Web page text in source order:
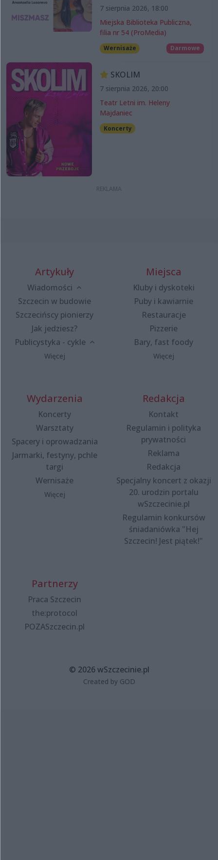
7 sierpnia 2026, 18:00
Miejska Biblioteka Publiczna,
filia nr 54 (ProMedia)
Wernisaże Darmowe
SKOLIM
7 sierpnia 2026, 20:00
Teatr Letni im. Heleny
Majdaniec
Koncerty
Artykuły
Wiadomości
Szczecin w budowie
Szczecińscy pionierzy
Jak jedziesz?
Publicystyka - cykle
Więcej
Miejsca
Kluby i dyskoteki
Puby i kawiarnie
Restauracje
Pizzerie
Bary, fast foody
Więcej
Wydarzenia
Koncerty
Warsztaty
Spacery i oprowadzania
Jarmarki, festyny, pchle
targi
Wernisaże
Więcej
Redakcja
Kontakt
Regulamin i polityka
prywatności
Reklama
Redakcja
Specjalny koncert z okazji
20. urodzin portalu
wSzczecinie.pl
Regulamin konkursów
śniadaniówka "Hej
Szczecin! Jest piątek!"
Partnerzy
Praca Szczecin
the:protocol
POZASzczecin.pl
© 2026 wSzczecinie.pl
Created by GOD